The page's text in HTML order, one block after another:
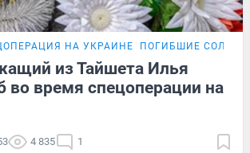
НА УКРАИНЕ ПОГИБШИЕ
из Тайшета Илья
во время спецоперации на
4 835 1